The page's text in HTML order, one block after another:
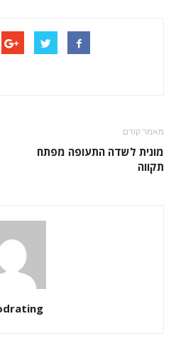
מאמר קודם
מונית לשדה התעופה מפתח
תקווה